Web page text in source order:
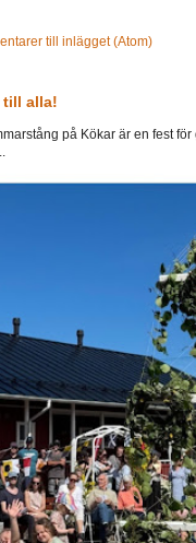
till inlägget (Atom)
till alla!
på Kökar är en fest